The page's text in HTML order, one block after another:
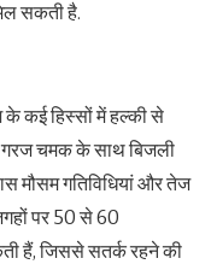
सकती है.
कई हिस्सों में हल्की से
गरज चमक के साथ बिजली
मौसम गतिविधियां और तेज
पर 50 से 60
हैं, जिससे सतर्क रहने की